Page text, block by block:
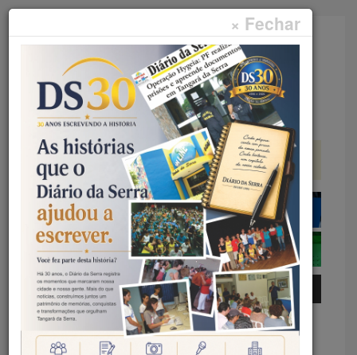
× Fechar
Faça sua pesquisa...
Menu
Início Curtas
CURTAS